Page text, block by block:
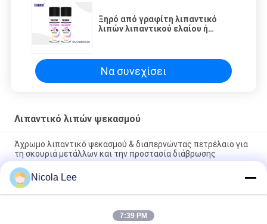
Ξηρό από γραφίτη λιπαντικό
λιπών λιπαντικού ελαίου ή
σκόνης/πετρελαίου
Να συνεχίσει
Λιπαντικό λιπών ψεκασμού
Άχρωμο λιπαντικό ψεκασμού & διαπερνώντας πετρέλαιο για
τη σκουριά μετάλλων και την προστασία διάβρωσης
Λιπαντικό σιλικόνης μη - καυστική ουσία για την παροχή της
Odourless σαφούς ταινίας λίπανσης
Ψεκασμός λιπαντικού ελαίου εργαλείων & αλυσίδων για την
κράτηση των αλυσίδων Drive και μεταφορέων κυλίνδρων που
Nicola Lee
7:39 PM